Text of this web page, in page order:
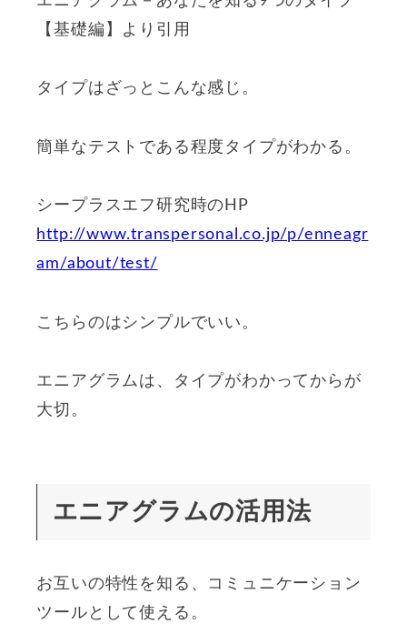
【基礎編】より引用
タイプはざっとこんな感じ。
簡単なテストである程度タイプがわかる。
シープラスエフ研究時のHP
http://www.transpersonal.co.jp/p/enneagr
am/about/test/
こちらのはシンプルでいい。
エニアグラムは、タイプがわかってからが
大切。
エニアグラムの活用法
お互いの特性を知る、コミュニケーション
ツールとして使える。